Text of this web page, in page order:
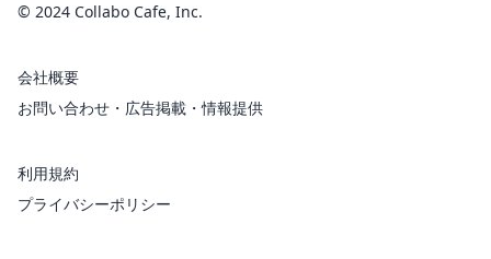
© 2024 Collabo Cafe, Inc.
会社概要
お問い合わせ・広告掲載・情報提供
利用規約
プライバシーポリシー